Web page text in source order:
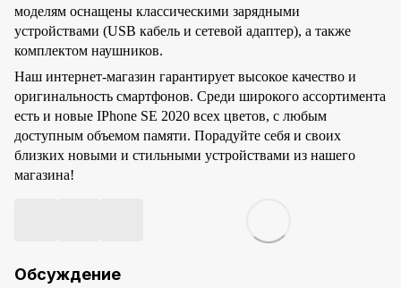
моделям оснащены классическими зарядными
устройствами (USB кабель и сетевой адаптер), а также
комплектом наушников.
Наш интернет-магазин гарантирует высокое качество и
оригинальность смартфонов. Среди широкого ассортимента
есть и новые IPhone SE 2020 всех цветов, с любым
доступным объемом памяти. Порадуйте себя и своих
близких новыми и стильными устройствами из нашего
магазина!
Обсуждение